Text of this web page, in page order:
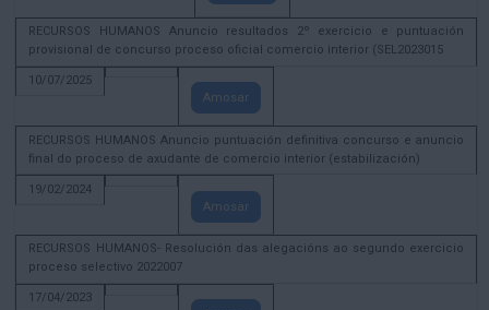
RECURSOS HUMANOS Anuncio resultados 2º exercicio e puntuación
provisional de concurso proceso oficial comercio interior (SEL2023015
10/07/2025
Amosar
RECURSOS HUMANOS Anuncio puntuación definitiva concurso e anuncio
final do proceso de axudante de comercio interior (estabilización)
19/02/2024
Amosar
RECURSOS HUMANOS- Resolución das alegacións ao segundo exercicio
proceso selectivo 2022007
17/04/2023